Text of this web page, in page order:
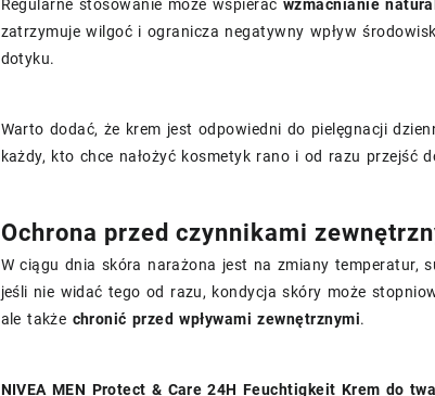
Regularne stosowanie może wspierać wzmacnianie
zatrzymuje wilgoć i ogranicza negatywny wpływ
dotyku.
Warto dodać, że krem jest odpowiedni do pielęgnacji
każdy, kto chce nałożyć kosmetyk rano i od razu przejść
Ochrona przed czynnikami
W ciągu dnia skóra narażona jest na zmiany temperatur,
jeśli nie widać tego od razu, kondycja skóry może
ale także chronić przed wpływami zewnętrznymi.
NIVEA MEN Protect & Care 24H Feuchtigkeit Krem do